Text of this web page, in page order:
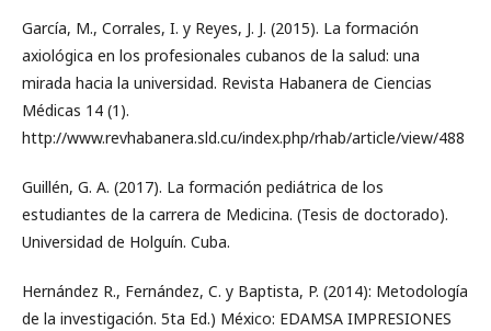
García, M., Corrales, I. y Reyes, J. J. (2015). La formación
axiológica en los profesionales cubanos de la salud: una
mirada hacia la universidad. Revista Habanera de Ciencias
Médicas 14 (1).
http://www.revhabanera.sld.cu/index.php/rhab/article/view/488
Guillén, G. A. (2017). La formación pediátrica de los
estudiantes de la carrera de Medicina. (Tesis de doctorado).
Universidad de Holguín. Cuba.
Hernández R., Fernández, C. y Baptista, P. (2014): Metodología
de la investigación. 5ta Ed.) México: EDAMSA IMPRESIONES